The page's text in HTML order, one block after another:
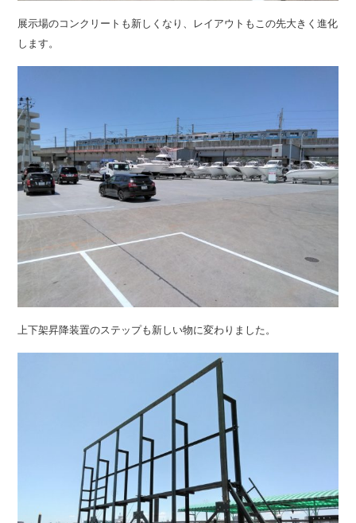
展示場のコンクリートも新しくなり、レイアウトもこの先大きく進化
します。
上下架昇降装置のステップも新しい物に変わりました。